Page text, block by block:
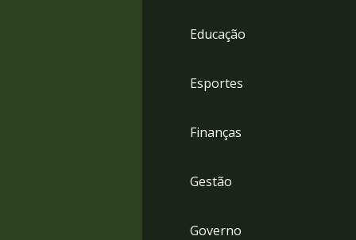
Educação
Esportes
Finanças
Gestão
Governo